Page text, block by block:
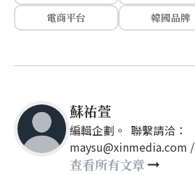
電商平台
韓國品牌
蘇祐萱
編輯企劃。 聯繫請洽：
maysu@xinmedia.com /
may860527@gmail.com
查看所有文章